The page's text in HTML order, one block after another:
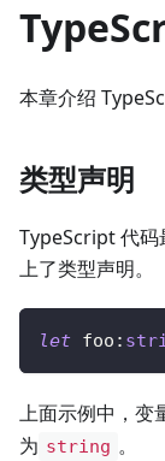
本章介绍
类型声明
TypeScript 代码
上了类型声明。
let foo :
上面示例中，变
为 string 。